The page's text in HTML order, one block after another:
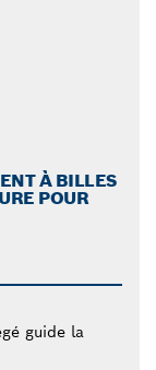
À BILLES
POUR
guide la